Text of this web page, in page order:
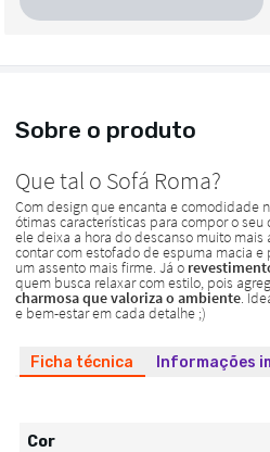
Sobre o produto
Ficha técnica Informações
Cor